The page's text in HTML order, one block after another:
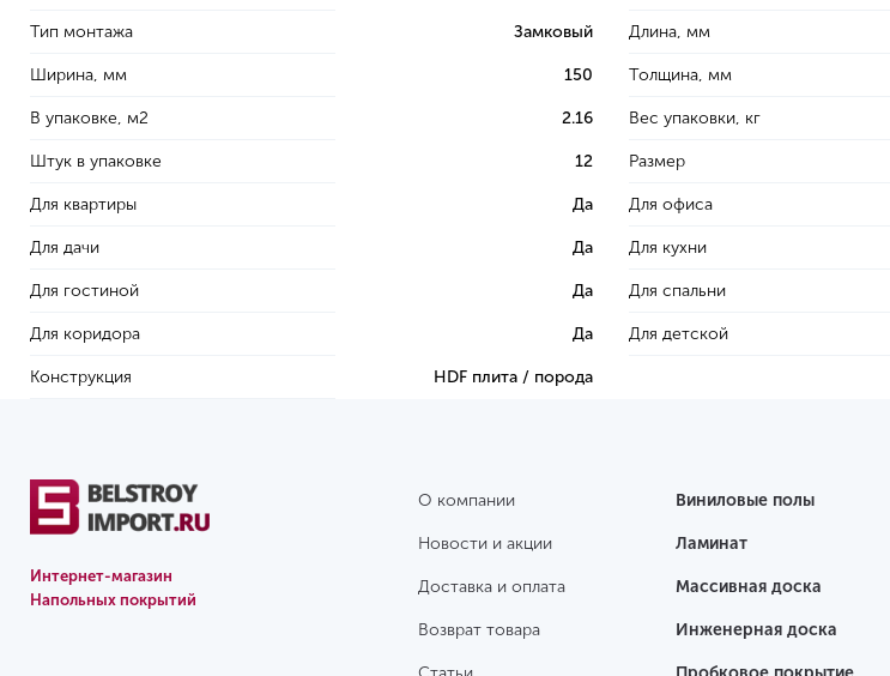
Тип монтажа Замковый
Ширина, мм 150
В упаковке, м2 2.16
Штук в упаковке 12
Для квартиры Да
Для дачи Да
Для гостиной Да
Для коридора Да
Конструкция HDF плита / порода
Длина, мм
Толщина, мм
Вес упаковки, кг
Размер
Для офиса
Для кухни
Для спальни
Для детской
Интернет-магазин
Напольных покрытий
О компании
Новости и акции
Доставка и оплата
Возврат товара
Виниловые полы
Ламинат
Массивная доска
Инженерная доска